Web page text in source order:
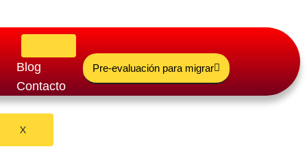
Blog
Contacto
X
Pre-evaluación para migrar